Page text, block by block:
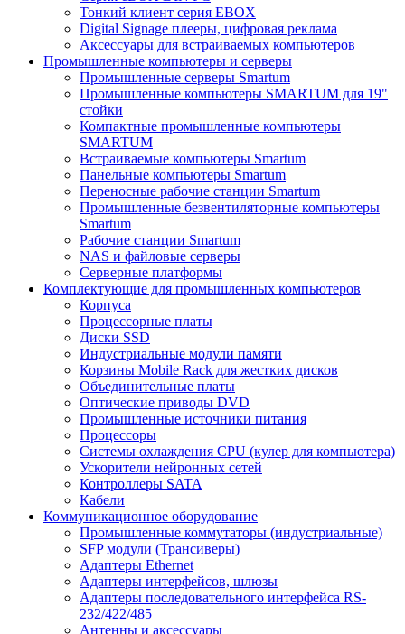
Тонкий клиент серия EBOX
Digital Signage плееры, цифровая реклама
Аксессуары для встраиваемых компьютеров
Промышленные компьютеры и серверы
Промышленные серверы Smartum
Промышленные компьютеры SMARTUM для 19"
стойки
Компактные промышленные компьютеры
SMARTUM
Встраиваемые компьютеры Smartum
Панельные компьютеры Smartum
Переносные рабочие станции Smartum
Промышленные безвентиляторные компьютеры
Smartum
Рабочие станции Smartum
NAS и файловые серверы
Серверные платформы
Комплектующие для промышленных компьютеров
Корпуса
Процессорные платы
Диски SSD
Индустриальные модули памяти
Корзины Mobile Rack для жестких дисков
Объединительные платы
Оптические приводы DVD
Промышленные источники питания
Процессоры
Системы охлаждения CPU (кулер для компьютера)
Ускорители нейронных сетей
Контроллеры SATA
Кабели
Коммуникационное оборудование
Промышленные коммутаторы (индустриальные)
SFP модули (Трансиверы)
Адаптеры Ethernet
Адаптеры интерфейсов, шлюзы
Адаптеры последовательного интерфейса RS-
232/422/485
Антенны и аксессуары